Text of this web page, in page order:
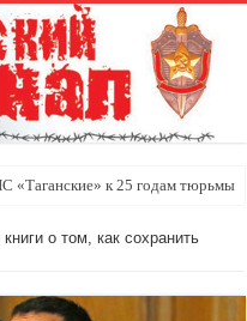
«Таганские» к 25 годам тюрьмы
о том, как сохранить